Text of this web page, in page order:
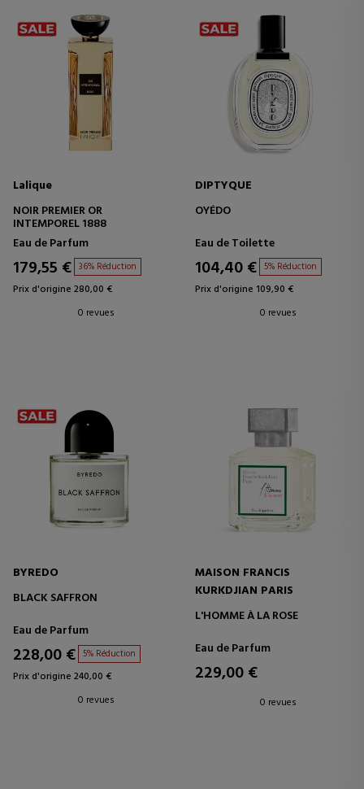
Lalique
NOIR PREMIER OR
INTEMPOREL 1888
Eau de Parfum
179,55 € 36% Réduction
Prix d'origine 280,00 €
0 revues
DIPTYQUE
OYÉDO
Eau de Toilette
104,40 € 5% Réduction
Prix d'origine 109,90 €
0 revues
BYREDO
BLACK SAFFRON
Eau de Parfum
228,00 € 5% Réduction
Prix d'origine 240,00 €
0 revues
MAISON FRANCIS
KURKDJIAN PARIS
L'HOMME À LA ROSE
Eau de Parfum
229,00 €
0 revues